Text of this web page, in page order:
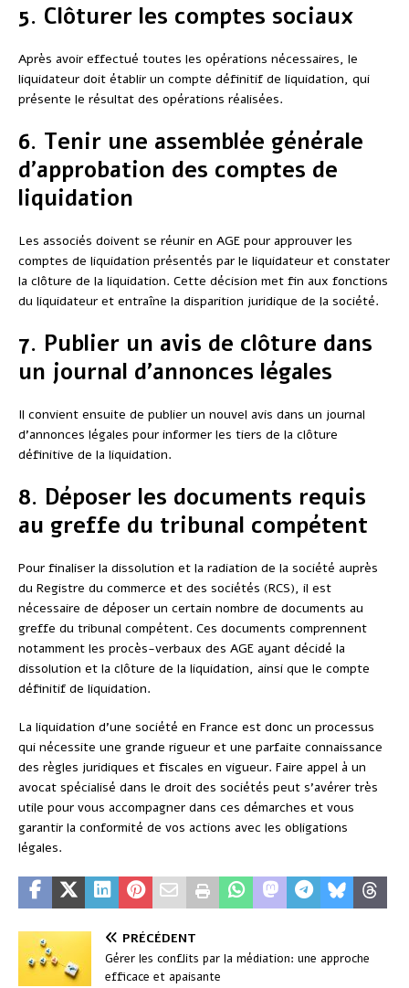
5. Clôturer les comptes sociaux
Après avoir effectué toutes les opérations nécessaires, le
liquidateur doit établir un compte définitif de liquidation, qui
présente le résultat des opérations réalisées.
6. Tenir une assemblée générale
d’approbation des comptes de
liquidation
Les associés doivent se réunir en AGE pour approuver les
comptes de liquidation présentés par le liquidateur et constater
la clôture de la liquidation. Cette décision met fin aux fonctions
du liquidateur et entraîne la disparition juridique de la société.
7. Publier un avis de clôture dans
un journal d’annonces légales
Il convient ensuite de publier un nouvel avis dans un journal
d’annonces légales pour informer les tiers de la clôture
définitive de la liquidation.
8. Déposer les documents requis
au greffe du tribunal compétent
Pour finaliser la dissolution et la radiation de la société auprès
du Registre du commerce et des sociétés (RCS), il est
nécessaire de déposer un certain nombre de documents au
greffe du tribunal compétent. Ces documents comprennent
notamment les procès-verbaux des AGE ayant décidé la
dissolution et la clôture de la liquidation, ainsi que le compte
définitif de liquidation.
La liquidation d’une société en France est donc un processus
qui nécessite une grande rigueur et une parfaite connaissance
des règles juridiques et fiscales en vigueur. Faire appel à un
avocat spécialisé dans le droit des sociétés peut s’avérer très
utile pour vous accompagner dans ces démarches et vous
garantir la conformité de vos actions avec les obligations
légales.
PRÉCÉDENT
Gérer les conflits par la médiation: une approche
efficace et apaisante